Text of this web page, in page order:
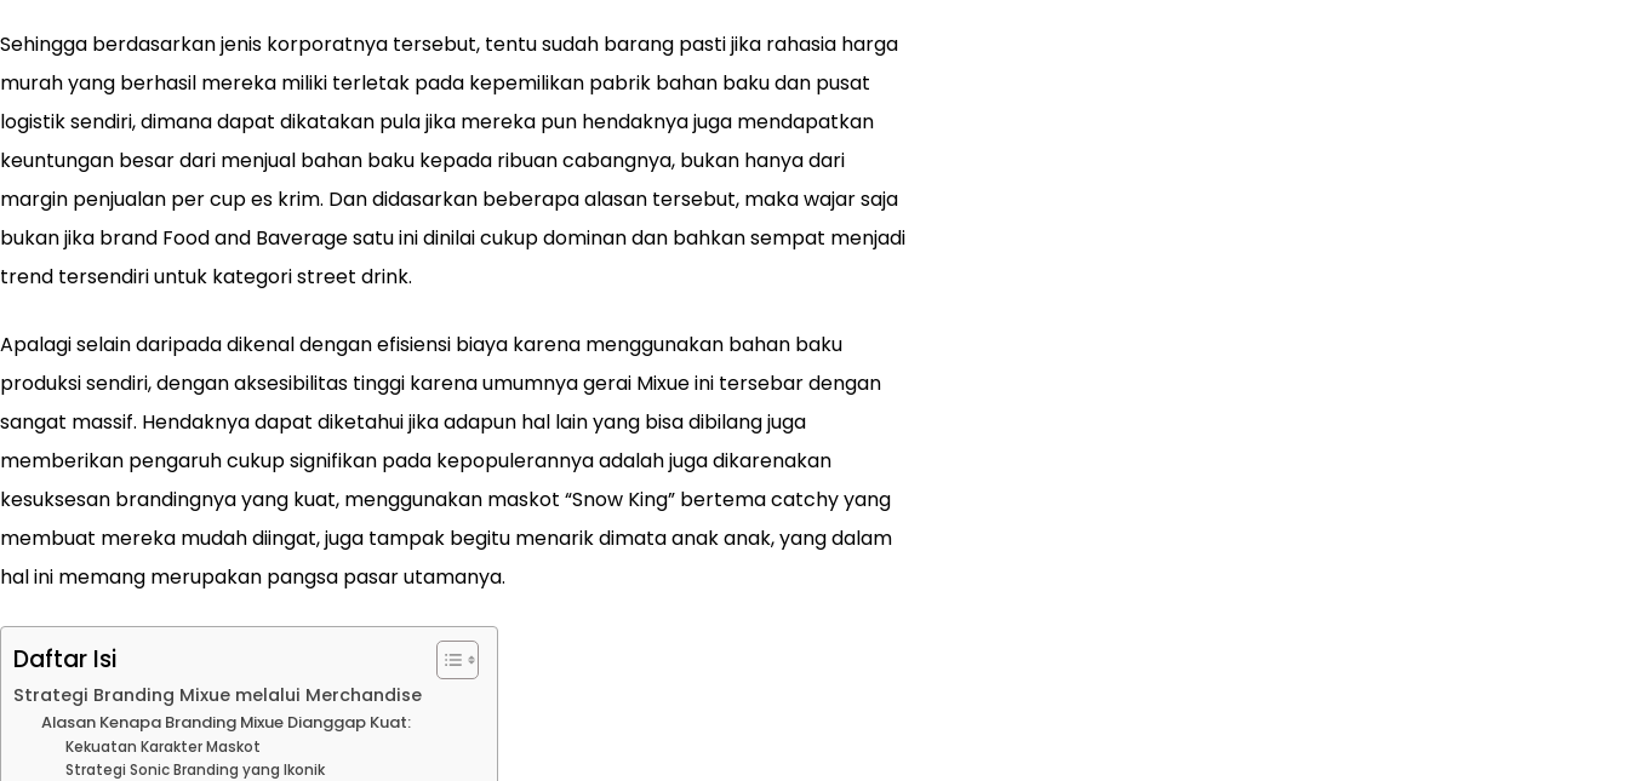
Sehingga berdasarkan jenis korporatnya tersebut, tentu sudah barang pasti jika rahasia harga
murah yang berhasil mereka miliki terletak pada kepemilikan pabrik bahan baku dan pusat
logistik sendiri, dimana dapat dikatakan pula jika mereka pun hendaknya juga mendapatkan
keuntungan besar dari menjual bahan baku kepada ribuan cabangnya, bukan hanya dari
margin penjualan per cup es krim. Dan didasarkan beberapa alasan tersebut, maka wajar saja
bukan jika brand Food and Baverage satu ini dinilai cukup dominan dan bahkan sempat menjadi
trend tersendiri untuk kategori street drink.
Apalagi selain daripada dikenal dengan efisiensi biaya karena menggunakan bahan baku
produksi sendiri, dengan aksesibilitas tinggi karena umumnya gerai Mixue ini tersebar dengan
sangat massif. Hendaknya dapat diketahui jika adapun hal lain yang bisa dibilang juga
memberikan pengaruh cukup signifikan pada kepopulerannya adalah juga dikarenakan
kesuksesan brandingnya yang kuat, menggunakan maskot “Snow King” bertema catchy yang
membuat mereka mudah diingat, juga tampak begitu menarik dimata anak anak, yang dalam
hal ini memang merupakan pangsa pasar utamanya.
Daftar Isi
Strategi Branding Mixue melalui Merchandise
Alasan Kenapa Branding Mixue Dianggap Kuat:
Kekuatan Karakter Maskot
Strategi Sonic Branding yang Ikonik